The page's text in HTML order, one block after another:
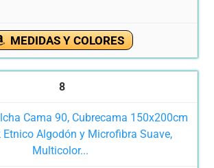
MEDIDAS Y COLORES
8